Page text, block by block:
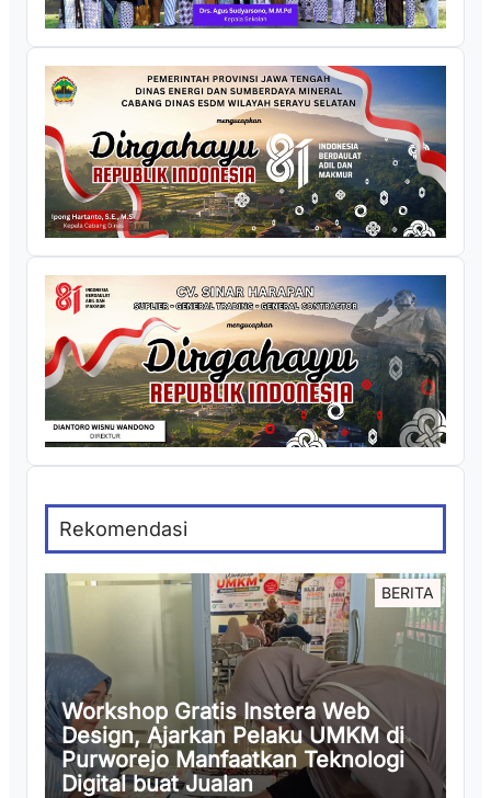
Rekomendasi
BERITA
Workshop Gratis Instera Web
Design, Ajarkan Pelaku UMKM di
Purworejo Manfaatkan Teknologi
Digital buat Jualan